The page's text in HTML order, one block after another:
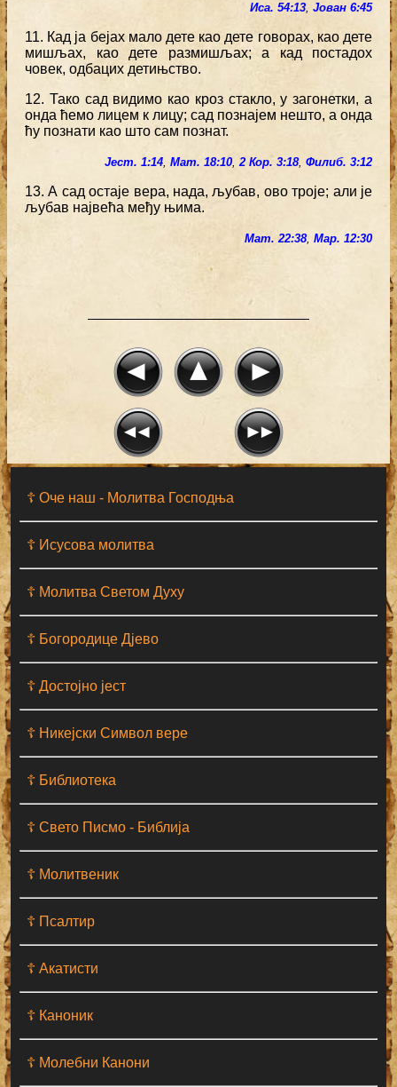
☦ Оче наш - Moлитва Господња
☦ Исусова молитва
☦ Молитва Светом Духу
☦ Богородице Дјево
☦ Достојно јест
☦ Никејски Символ вере
☦ Библиотека
☦ Свето Писмо - Библија
☦ Молитвеник
☦ Псалтир
☦ Акатисти
☦ Каноник
☦ Молебни Канони
Иса. 54:13, Јован 6:45
11. Кад ја бејах мало дете као дете говорах, као дете
мишљах, као дете размишљах; а кад постадох
човек, одбацих детињство.
12. Тако сад видимо као кроз стакло, у загонетки, а
онда ћемо лицем к лицу; сад познајем нешто, а онда
ћу познати као што сам познат.
Јест. 1:14, Мат. 18:10,2 Кор. 3:18, Филиб. 3:12
13. А сад остаје вера, нада, љубав, ово троје; али је
љубав највећа међу њима.
Мат. 22:38, Мар. 12:30